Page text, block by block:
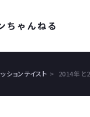
ションテイスト 2014年と